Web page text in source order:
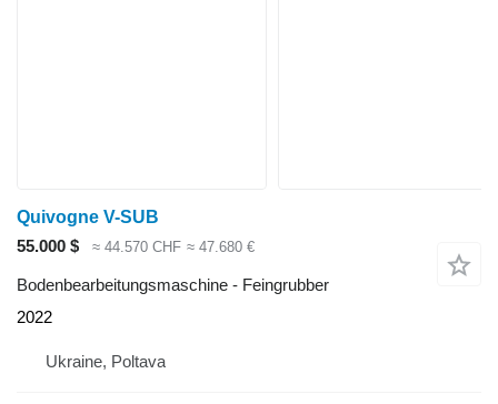
Quivogne V-SUB
55.000 $
≈ 44.570 CHF ≈ 47.680 €
Bodenbearbeitungsmaschine - Feingrubber
2022
Ukraine, Poltava